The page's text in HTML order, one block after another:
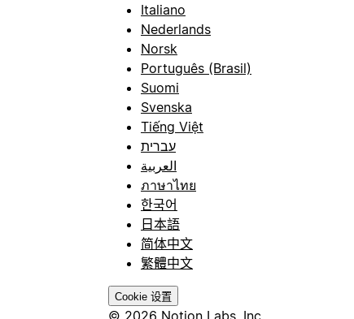
Italiano
Nederlands
Norsk
Português (Brasil)
Suomi
Svenska
Tiếng Việt
עברית
العربية
ภาษาไทย
한국어
日本語
简体中文
繁體中文
Cookie 设置